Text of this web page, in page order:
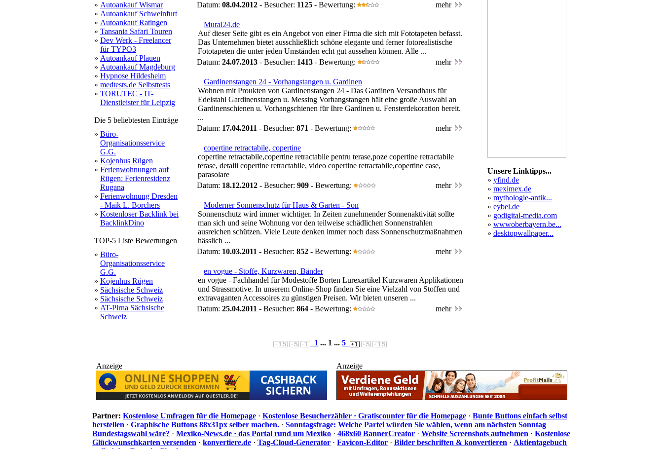
» Autoankauf Wismar
» Autoankauf Schweinfurt
» Autoankauf Ratingen
» Tansania Safari Touren
» Dev Werk - Freelancer
für TYPO3
» Autoankauf Plauen
» Autoankauf Magdeburg
» Hypnose Hildesheim
» medtests.de Selbsttests
» TORUTEC - IT-
Dienstleister für Leipzig
Die 5 beliebtesten Einträge
» Büro-
Organisationsservice
G.G.
» Kojenhus Rügen
» Ferienwohnungen auf
Rügen: Ferienresidenz
Rugana
» Ferienwohnung Dresden
- Maik L. Borchers
» Kostenloser Backlink bei
BacklinkDino
TOP-5 Liste Bewertungen
» Büro-
Organisationsservice
G.G.
» Kojenhus Rügen
» Sächsische Schweiz
» Sächsische Schweiz
» AT-Pirna Sächsische
Schweiz
Datum: 08.04.2012 - Besucher: 1125 - Bewertung: mehr
Mural24.de
Auf dieser Seite gibt es ein Angebot von einer Firma die sich mit Fototapeten befasst.
Das Unternehmen bietet ausschließlich schöne elegante und ferner fotorealistische
Fototapeten die unter jeden Umständen echt gut aussehen können. Alle ...
Datum: 24.07.2013 - Besucher: 1413 - Bewertung: mehr
Gardinenstangen 24 - Vorhangstangen u. Gardinen
Wohnen mit Proukten von Gardinenstangen 24 - Das Gardinen Versandhaus für
Edelstahl Gardinenstangen u. Messing Vorhangstangen hält eine große Auswahl an
Gardinenschienen u. Vorhangschienen für Ihre Gardinen u. Fensterdekoration bereit.
...
Datum: 17.04.2011 - Besucher: 871 - Bewertung: mehr
copertine retractabile, copertine
copertine retractabile,copertine retractabile pentru terase,poze copertine retractabile
terase, detalii copertine retractabile, video copertine retractabile,copertine case,
parasolare
Datum: 18.12.2012 - Besucher: 909 - Bewertung: mehr
Moderner Sonnenschutz für Haus & Garten - Son
Sonnenschutz wird immer wichtiger. In Zeiten zunehmender Sonnenaktivität sollte
man sich und seine Wohnung vor den teilweise schädlichen Sonnenstrahlen
ausreichen schützen. Viele Leute denken immer noch dass Sonnenschutzmaßnahmen
hässlich ...
Datum: 10.03.2011 - Besucher: 852 - Bewertung: mehr
en vogue - Stoffe, Kurzwaren, Bänder
en vogue - Fachhandel für Modestoffe Borten Lurexartikel Kurzwaren Applikationen
und Strassmotive. In unserem Online-Shop finden Sie eine Vielzahl von Stoffen und
extravaganten Accessoires zu günstigen Preisen. Wir bieten unseren ...
Datum: 25.04.2011 - Besucher: 864 - Bewertung: mehr
1 ... 1 ... 5
Unsere Linktipps...
» yfind.de
» meximex.de
» mythologie-antik...
» eybel.de
» godigital-media.com
» wwwoberbayern.be...
» desktopwallpaper...
Anzeige Anzeige
Partner: Kostenlose Umfragen für die Homepage · Kostenlose Besucherzähler · Gratiscounter für die Homepage · Bunte Buttons einfach selbst
herstellen · Graphische Buttons 88x31px selber machen. · Sonntagsfrage: Welche Partei würden Sie wählen, wenn am nächsten Sonntag
Bundestagswahl wäre? · Mexiko-News.de · das Portal rund um Mexiko · 468x60 BannerCreator · Website Screenshots aufnehmen · Kostenlose
Glückwunschkarten versenden · konvertiere.de · Tag-Cloud-Generator · Favicon-Editor · Bilder beschriften & konvertieren · Aktientagebuch